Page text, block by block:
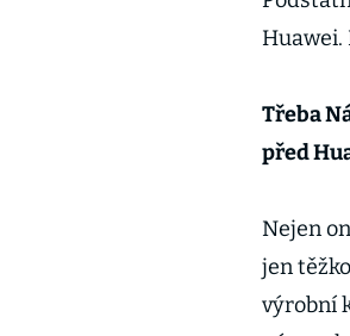
Huawei.
Třeba
před
Nejen
jen
výrobní